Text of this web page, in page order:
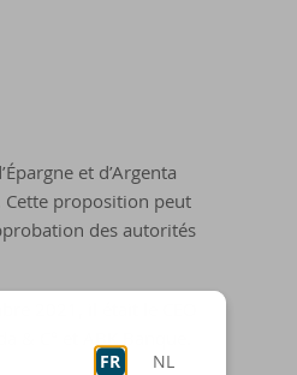
FR NL
et d’Argenta
Cette proposition peut
des autorités
& C° et ABK Banque.